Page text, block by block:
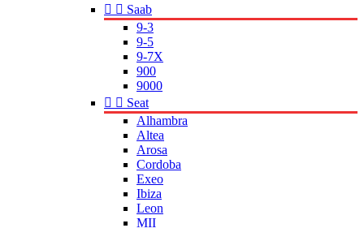
  Saab
9-3
9-5
9-7X
900
9000
  Seat
Alhambra
Altea
Arosa
Cordoba
Exeo
Ibiza
Leon
MII